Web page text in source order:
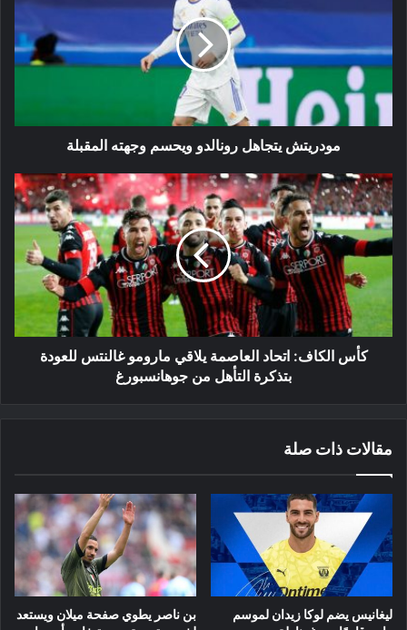
وجهته
المقبلة
مودريتش يتجاهل رونالدو ويحسم وجهته المقبلة
كأس
الكاف:
اتحاد
العاصمة
يلاقي
مارومو
غالنتس
بتذكرة
التأهلكأس الكاف: اتحاد العاصمة يلاقي مارومو غالنتس للعودة
بتذكرة التأهل من جوهانسبورغ
مقالات ذات صلة
ليغانيس يضم لوكا زيدان لموسم
بن ناصر يطوي صفحة ميلان ويستعد